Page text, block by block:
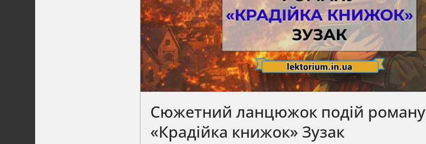
Сюжетний ланцюжок подій роману
«Крадійка книжок» Зузак